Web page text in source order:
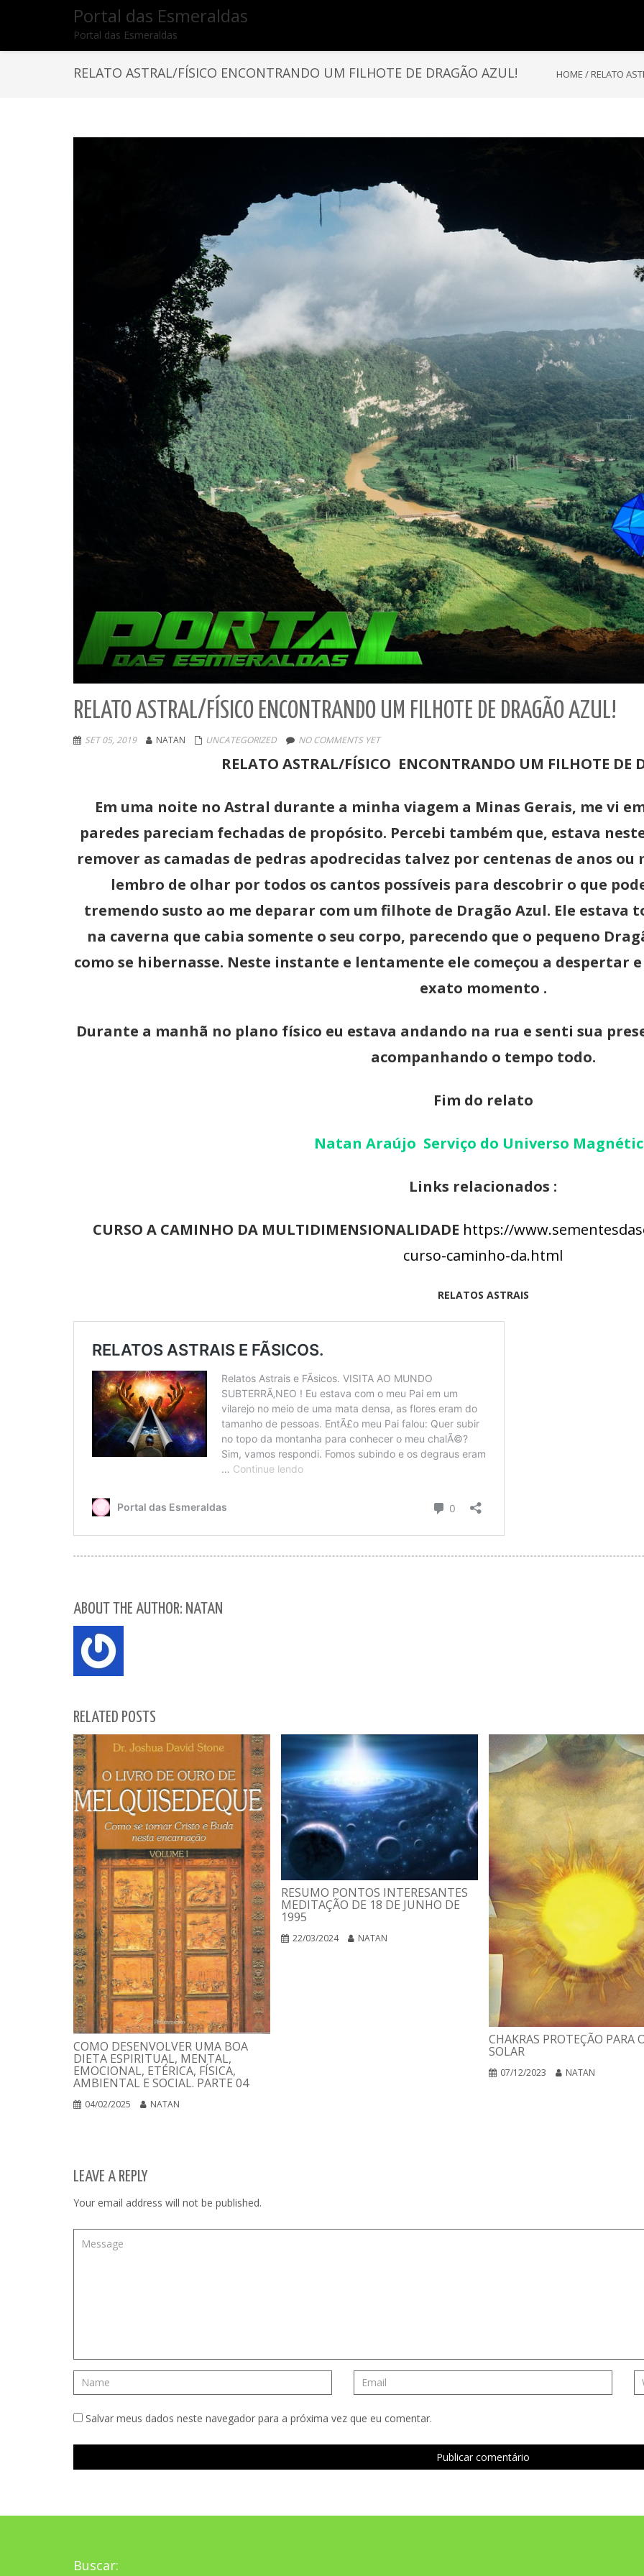
Portal das Esmeraldas
Portal das Esmeraldas
RELATO ASTRAL/FÍSICO ENCONTRANDO UM FILHOTE DE DRAGÃO AZUL! HOME / RELATO
RELATO ASTRAL/FÍSICO ENCONTRANDO UM FILHOTE DE DRAGÃO AZUL!
SET 05, 2019 NATAN UNCATEGORIZED NO COMMENTS YET
RELATO ASTRAL/FÍSICO ENCONTRANDO UM FILHOTE DE
Em uma noite no Astral durante a minha viagem a Minas Gerais, me vi
paredes pareciam fechadas de propósito. Percebi também que, estava
remover as camadas de pedras apodrecidas talvez por centenas de anos
lembro de olhar por todos os cantos possíveis para descobrir o que
tremendo susto ao me deparar com um filhote de Dragão Azul. Ele estava
na caverna que cabia somente o seu corpo, parecendo que o pequeno
como se hibernasse. Neste instante e lentamente ele começou a despertar
exato momento .
Durante a manhã no plano físico eu estava andando na rua e senti sua
acompanhando o tempo todo.
Fim do relato
Natan Araújo Serviço do Universo
Links relacionados :
CURSO A CAMINHO DA MULTIDIMENSIONALIDADE https://
curso-caminho-da.html
RELATOS ASTRAIS
ABOUT THE AUTHOR: NATAN
RELATED POSTS
COMO DESENVOLVER UMA BOA
DIETA ESPIRITUAL, MENTAL,
EMOCIONAL, ETÉRICA, FÍSICA,
AMBIENTAL E SOCIAL. PARTE 04
04/02/2025 NATAN
RESUMO PONTOS INTERESANTES
MEDITAÇÃO DE 18 DE JUNHO DE
1995
22/03/2024 NATAN
CHAKRAS PROTEÇÃO PARA
SOLAR
07/12/2023 NATAN
LEAVE A REPLY
Your email address will not be published.
Salvar meus dados neste navegador para a próxima vez que eu comentar.
Buscar: